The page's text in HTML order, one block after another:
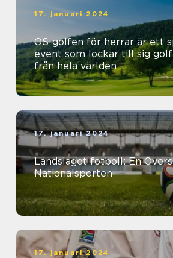
17. januari 2024
OS-golfen för herrar är ett
event som lockar till sig
från hela världen
17. januari 2024
Landslaget fotboll: En
Nationalsporten
17. januari 2024